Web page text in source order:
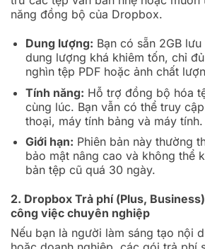
năng đồng bộ của Dropbox.
Dung lượng: Bạn có sẵn 2GB
dung lượng khá khiêm tốn, chỉ
nghìn tệp PDF hoặc ảnh chất
Tính năng: Hỗ trợ đồng bộ hóa
cùng lúc. Bạn vẫn có thể truy
thoại, máy tính bảng và máy tính.
Giới hạn: Phiên bản này thường
bảo mật nâng cao và không thể
bản tệp cũ quá 30 ngày.
2. Dropbox Trả phí (Plus,
công việc chuyên nghiệp
Nếu bạn là người làm sáng tạo nội